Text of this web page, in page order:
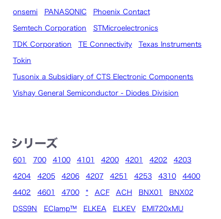
onsemi PANASONIC Phoenix Contact
Semtech Corporation STMicroelectronics
TDK Corporation TE Connectivity Texas Instruments
Tokin
Tusonix a Subsidiary of CTS Electronic Components
Vishay General Semiconductor - Diodes Division
シリーズ
601 700 4100 4101 4200 4201 4202 4203
4204 4205 4206 4207 4251 4253 4310 4400
4402 4601 4700 * ACF ACH BNX01 BNX02
DSS9N EClamp™ ELKEA ELKEV EMI720xMU